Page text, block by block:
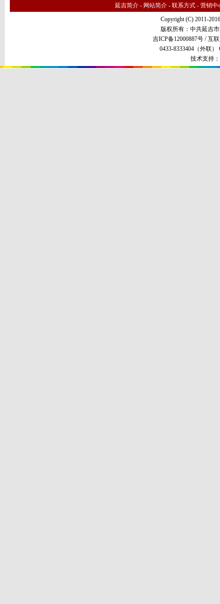
延吉简介 - 网站简介 - 联系方式 - 营销中
Copyright (C) 2011-
版权所有：中共延吉
吉ICP备12000887号 /互
0433-8333404（外联）
技术支持：